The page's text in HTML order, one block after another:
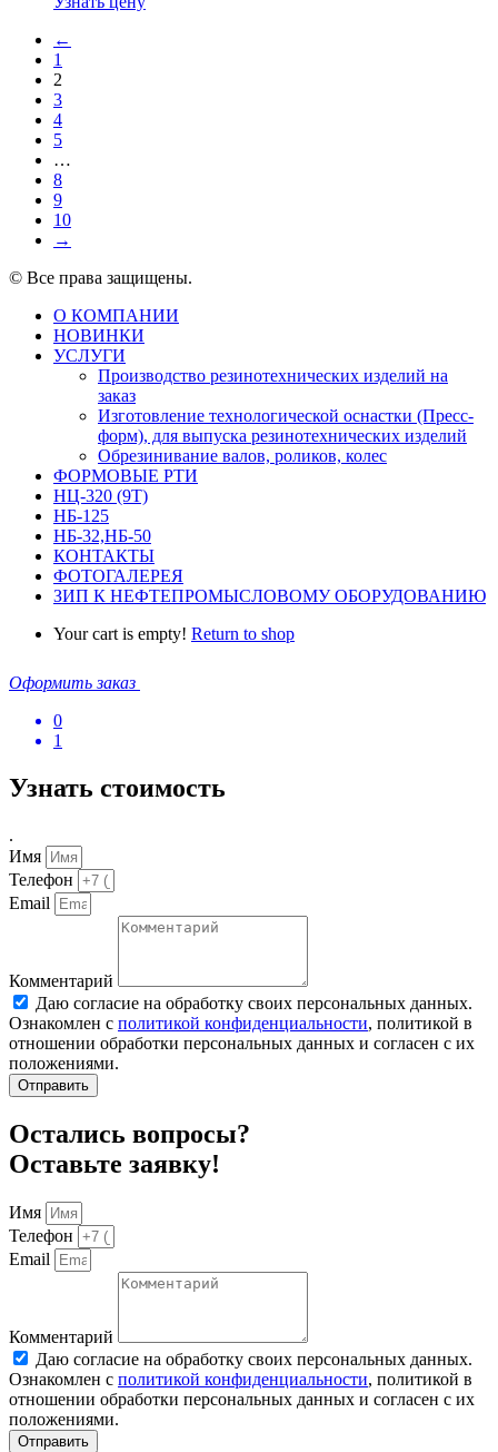
←
1
2
3
4
5
…
8
9
10
→
© Все права защищены.
О КОМПАНИИ
НОВИНКИ
УСЛУГИ
Производство резинотехнических изделий на
заказ
Изготовление технологической оснастки (Пресс-
форм), для выпуска резинотехнических изделий
Обрезинивание валов, роликов, колес
ФОРМОВЫЕ РТИ
НЦ-320 (9Т)
НБ-125
НБ-32,НБ-50
КОНТАКТЫ
ФОТОГАЛЕРЕЯ
ЗИП К НЕФТЕПРОМЫСЛОВОМУ ОБОРУДОВАНИЮ
Your cart is empty! Return to shop
Оформить заказ
0
1
Узнать стоимость
.
Имя
Телефон
Email
Комментарий
Даю согласие на обработку своих персональных данных.
Ознакомлен с политикой конфиденциальности, политикой в
отношении обработки персональных данных и согласен с их
положениями.
Отправить
Остались вопросы?
Оставьте заявку!
Имя
Телефон
Email
Комментарий
Даю согласие на обработку своих персональных данных.
Ознакомлен с политикой конфиденциальности, политикой в
отношении обработки персональных данных и согласен с их
положениями.
Отправить